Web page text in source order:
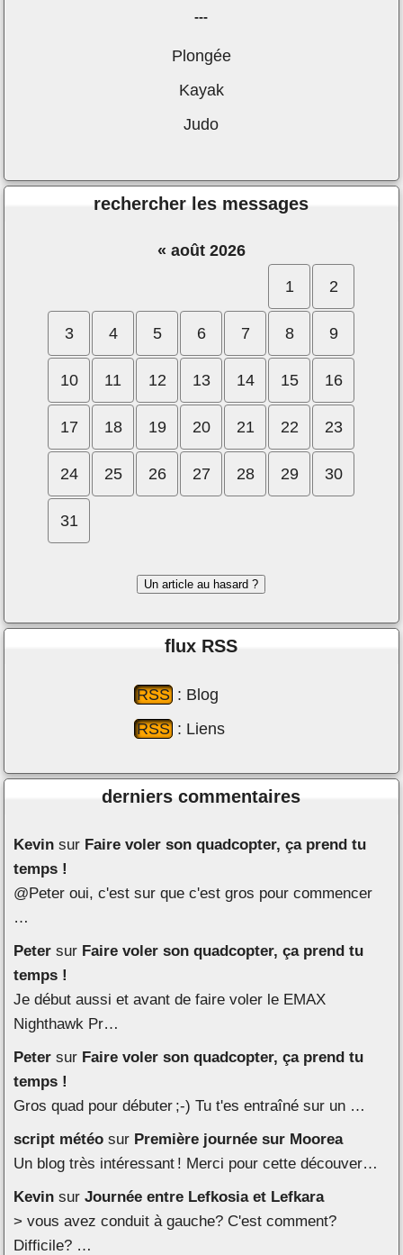
---
Plongée
Kayak
Judo
rechercher les messages
« août 2026
1
2
3 4 5 6 7 8 9
10 11 12 13 14 15 16
17 18 19 20 21 22 23
24 25 26 27 28 29 30
31
Un article au hasard ?
ﬂux RSS
RSS: Blog
RSS: Liens
derniers commentaires
Kevin sur Faire voler son quadcopter, ça prend tu
temps !
@Peter oui, c'est sur que c'est gros pour commencer
…
Peter sur Faire voler son quadcopter, ça prend tu
temps !
Je début aussi et avant de faire voler le EMAX
Nighthawk Pr…
Peter sur Faire voler son quadcopter, ça prend tu
temps !
Gros quad pour débuter ;-) Tu t'es entraîné sur un …
script météo sur Première journée sur Moorea
Un blog très intéressant ! Merci pour cette découver…
Kevin surJournée entre Lefkosia et Lefkara
> vous avez conduit à gauche? C'est comment?
Difficile? …